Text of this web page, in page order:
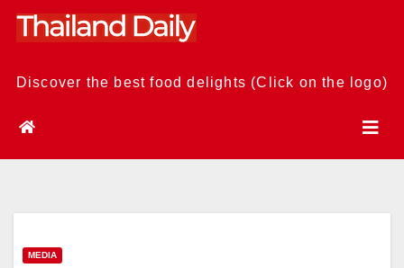
Skip
Discover the best food delights (Click on the logo)
MEDIA